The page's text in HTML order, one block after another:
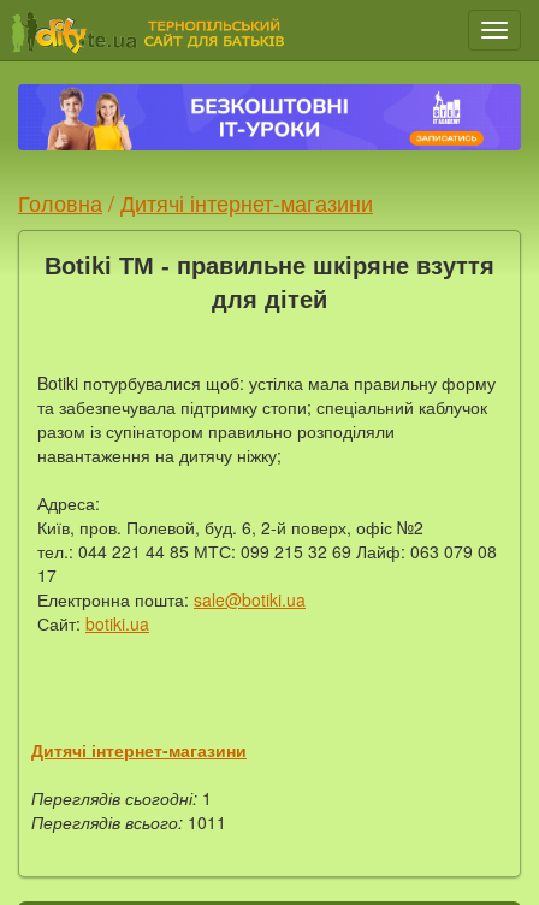
Меню
Головна /Дитячі інтернет-магазини
Botiki TM - правильне шкіряне взуття
для дітей
Botiki потурбувалися щоб: устілка мала правильну форму
та забезпечувала підтримку стопи; спеціальний каблучок
разом із супінатором правильно розподіляли
навантаження на дитячу ніжку;
Адреса:
Київ, пров. Полевой, буд. 6, 2-й поверх, офіс №2
тел.: 044 221 44 85 МТС: 099 215 32 69 Лайф: 063 079 08
17
Електронна пошта: sale@botiki.ua
Сайт: botiki.ua
Дитячі інтернет-магазини
Переглядів сьогодні: 1
Переглядів всього: 1011